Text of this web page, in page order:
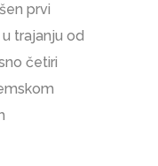
prvi
trajanju od
četiri